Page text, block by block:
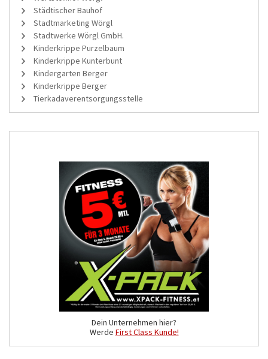
Städtischer Bauhof
Stadtmarketing Wörgl
Stadtwerke Wörgl GmbH.
Kinderkrippe Purzelbaum
Kinderkrippe Kunterbunt
Kindergarten Berger
Kinderkrippe Berger
Tierkadaverentsorgungsstelle
Dein Unternehmen hier?
Werde First Class Kunde!